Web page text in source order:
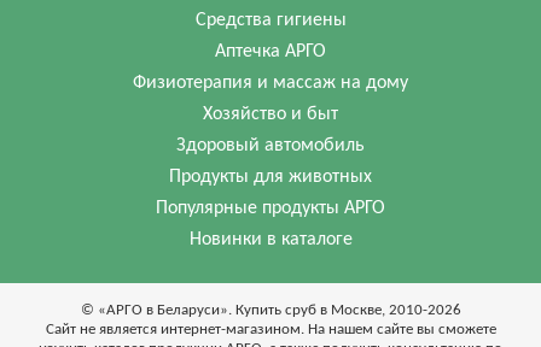
Средства гигиены
Аптечка АРГО
Физиотерапия и массаж на дому
Хозяйство и быт
Здоровый автомобиль
Продукты для животных
Популярные продукты АРГО
Новинки в каталоге
© «АРГО в Беларуси». Купить сруб в Москве, 2010-2026
Cайт не является интернет-магазином. На нашем сайте вы сможете